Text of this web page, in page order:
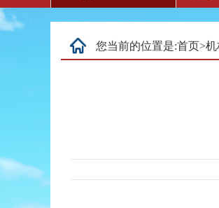
您当前的位置是:首页>机